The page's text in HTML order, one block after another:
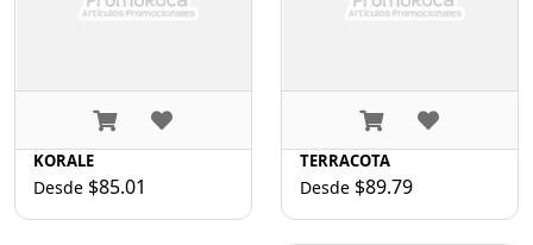
KORALE
Desde $85.01
TERRACOTA
Desde $89.79